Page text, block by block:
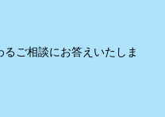
ご相談にお答えいたしま